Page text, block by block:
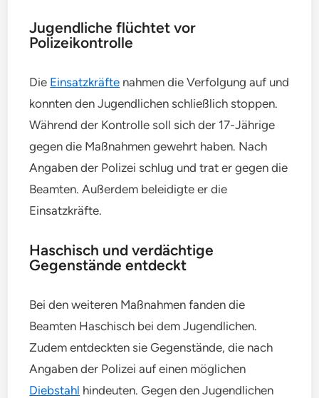
Jugendliche flüchtet vor
Polizeikontrolle
Die Einsatzkräfte nahmen die Verfolgung auf und
konnten den Jugendlichen schließlich stoppen.
Während der Kontrolle soll sich der 17-Jährige
gegen die Maßnahmen gewehrt haben. Nach
Angaben der Polizei schlug und trat er gegen die
Beamten. Außerdem beleidigte er die
Einsatzkräfte.
Haschisch und verdächtige
Gegenstände entdeckt
Bei den weiteren Maßnahmen fanden die
Beamten Haschisch bei dem Jugendlichen.
Zudem entdeckten sie Gegenstände, die nach
Angaben der Polizei auf einen möglichen
Diebstahl hindeuten. Gegen den Jugendlichen